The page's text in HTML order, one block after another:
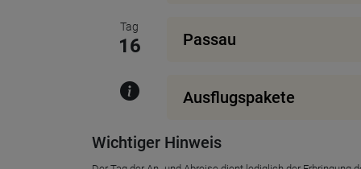
Tag
16 Passau
Ausflugspakete
Wichtiger Hinweis